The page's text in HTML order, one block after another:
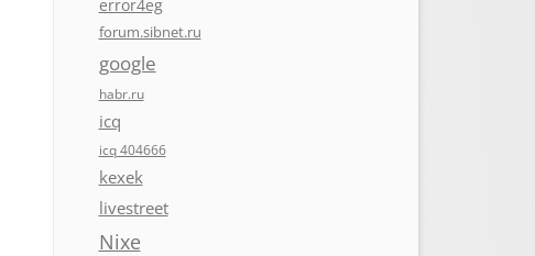
error4eg
forum.sibnet.ru
google
habr.ru
icq
icq 404666
kexek
livestreet
Nixe